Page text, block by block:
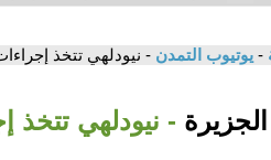
- يوتيوب التمدن - نيودلهي تتخذ
- نيودلهي تتخذ